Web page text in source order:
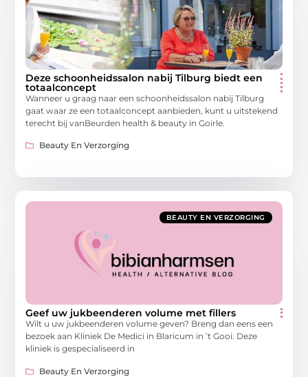
Deze schoonheidssalon nabij Tilburg biedt een
totaalconcept
Wanneer u graag naar een schoonheidssalon nabij Tilburg
gaat waar ze een totaalconcept aanbieden, kunt u uitstekend
terecht bij vanBeurden health & beauty in Goirle.
Beauty En Verzorging
BEAUTY EN VERZORGING
Geef uw jukbeenderen volume met fillers
Wilt u uw jukbeenderen volume geven? Breng dan eens een
bezoek aan Kliniek De Medici in Blaricum in ’t Gooi. Deze
kliniek is gespecialiseerd in
Beauty En Verzorging